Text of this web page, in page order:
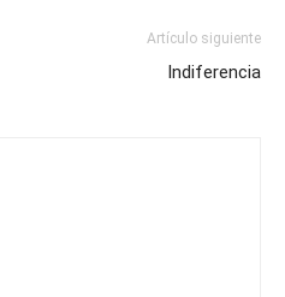
Artículo siguiente
Indiferencia